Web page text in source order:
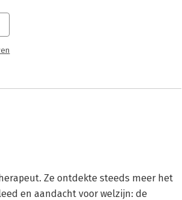
Ze ontdekte steeds meer het
en aandacht voor welzijn: de